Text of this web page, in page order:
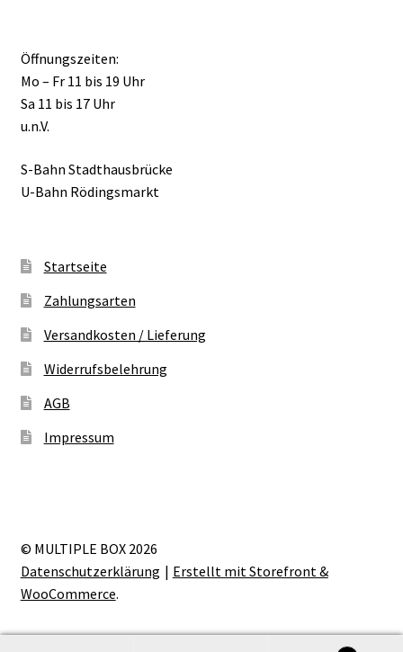
Öffnungszeiten:
Mo – Fr 11 bis 19 Uhr
Sa 11 bis 17 Uhr
u.n.V.
S-Bahn Stadthausbrücke
U-Bahn Rödingsmarkt
Startseite
Zahlungsarten
Versandkosten / Lieferung
Widerrufsbelehrung
AGB
Impressum
© MULTIPLE BOX 2026
Datenschutzerklärung
Erstellt mit Storefront &
WooCommerce.